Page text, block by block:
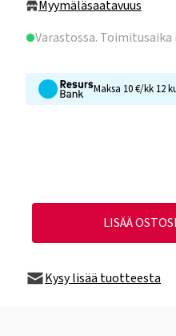
Myymäläsaatavuus
Varastossa. Toimitusaika
Maksa 10 €/kk 12
LISÄÄ
Kysy lisää tuotteesta